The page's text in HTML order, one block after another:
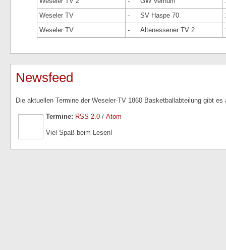
Weseler TV
- SV Haspe 70
Weseler TV
- Altenessener TV 2
Newsfeed
Die aktuellen Termine der Weseler-TV 1860 Basketballabteilung gibt
Termine: RSS 2.0 / Atom
Viel Spaß beim Lesen!